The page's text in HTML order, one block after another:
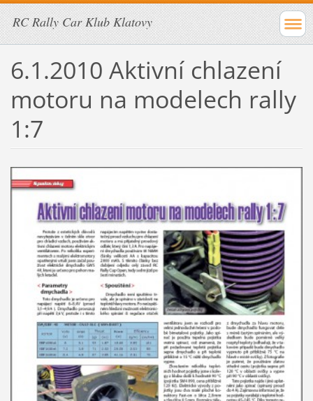
RC Rally Car Klub Klatovy
6.1.2010 Aktivní chlazení
motoru na modelech rally
1:7